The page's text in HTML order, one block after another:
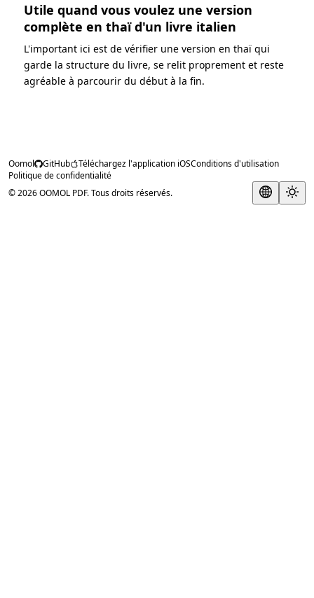
Utile quand vous voulez une version
complète en thaï d'un livre italien
L'important ici est de vérifier une version en thaï qui
garde la structure du livre, se relit proprement et reste
agréable à parcourir du début à la fin.
Oomol GitHub Téléchargez l'application iOSConditions d'utilisation
Politique de confidentialité
© 2026 OOMOL PDF. Tous droits réservés.